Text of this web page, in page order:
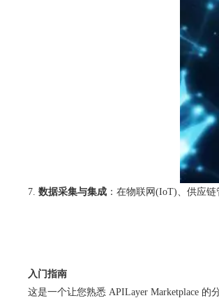
数据采集与集成 ：在物联网(IoT)、供应
入门指南
这是一个让您熟悉 APILayer Marketplace